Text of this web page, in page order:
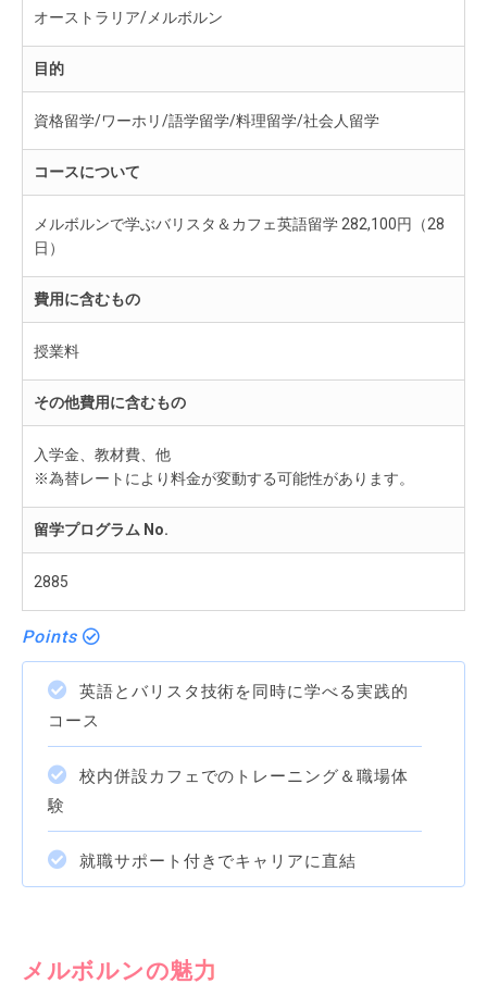
オーストラリア/メルボルン
目的
資格留学/ワーホリ/語学留学/料理留学/社会人留学
コースについて
メルボルンで学ぶバリスタ＆カフェ英語留学 282,100円（28
日）
費用に含むもの
授業料
その他費用に含むもの
入学金、教材費、他
※為替レートにより料金が変動する可能性があります。
留学プログラム No.
2885
Points
英語とバリスタ技術を同時に学べる実践的
コース
校内併設カフェでのトレーニング＆職場体
験
就職サポート付きでキャリアに直結
メルボルンの魅力